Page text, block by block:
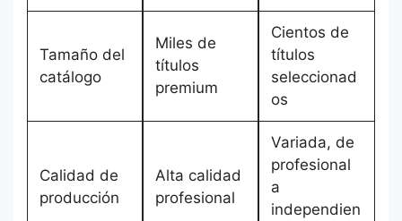
Tamaño del
catálogo
Miles de
títulos
premium
Cientos de
títulos
seleccionad
os
Calidad de
producción
Alta calidad
profesional
Variada, de
profesional
a
independien